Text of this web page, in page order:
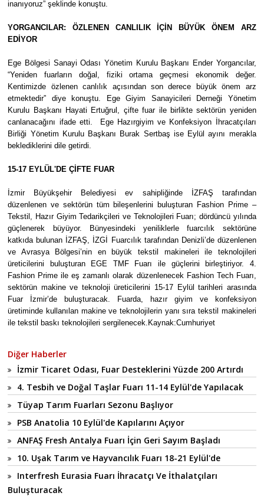
inanıyoruz” şeklinde konuştu.
YORGANCILAR: ÖZLENEN CANLILIK İÇİN BÜYÜK ÖNEM ARZ
EDİYOR
Ege Bölgesi Sanayi Odası Yönetim Kurulu Başkanı Ender Yorgancılar,
“Yeniden fuarların doğal, fiziki ortama geçmesi ekonomik değer.
Kentimizde özlenen canlılık açısından son derece büyük önem arz
etmektedir” diye konuştu. Ege Giyim Sanayicileri Derneği Yönetim
Kurulu Başkanı Hayati Ertuğrul, çifte fuar ile birlikte sektörün yeniden
canlanacağını ifade etti.
Ege Hazırgiyim ve Konfeksiyon İhracatçıları
Birliği Yönetim Kurulu Başkanı Burak Sertbaş ise Eylül ayını merakla
beklediklerini dile getirdi.
15-17 EYLÜL'DE ÇİFTE FUAR
İzmir Büyükşehir Belediyesi ev sahipliğinde İZFAŞ tarafından
düzenlenen ve sektörün tüm bileşenlerini buluşturan Fashion Prime –
Tekstil, Hazır Giyim Tedarikçileri ve Teknolojileri Fuarı; dördüncü yılında
güçlenerek büyüyor. Bünyesindeki yeniliklerle fuarcılık sektörüne
katkıda bulunan İZFAŞ, İZGİ Fuarcılık tarafından Denizli’de düzenlenen
ve Avrasya Bölgesi’nin en büyük tekstil makineleri ile teknolojileri
üreticilerini buluşturan EGE TMF Fuarı ile güçlerini birleştiriyor. 4.
Fashion Prime ile eş zamanlı olarak düzenlenecek Fashion Tech Fuarı,
sektörün makine ve teknoloji üreticilerini 15-17 Eylül tarihleri arasında
Fuar İzmir’de buluşturacak. Fuarda, hazır giyim ve konfeksiyon
üretiminde kullanılan makine ve teknolojilerin yanı sıra tekstil makineleri
ile tekstil baskı teknolojileri sergilenecek.Kaynak:Cumhuriyet
Diğer Haberler
İzmir Ticaret Odası, Fuar Desteklerini Yüzde 200 Artırdı
4. Tesbih ve Doğal Taşlar Fuarı 11-14 Eylül'de Yapılacak
Tüyap Tarım Fuarları Sezonu Başlıyor
PSB Anatolia 10 Eylül'de Kapılarını Açıyor
ANFAŞ Fresh Antalya Fuarı İçin Geri Sayım Başladı
10. Uşak Tarım ve Hayvancılık Fuarı 18-21 Eylül'de
Interfresh Eurasia Fuarı İhracatçı Ve İthalatçıları
Buluşturacak